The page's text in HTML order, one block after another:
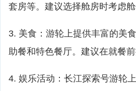
套房等。建议选择舱房时考虑
3. 美食：游轮上提供丰富的美
助餐和特色餐厅。建议在就餐
4. 娱乐活动：长江探索号游轮